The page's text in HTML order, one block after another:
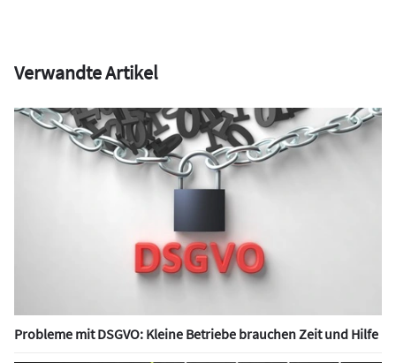
Verwandte Artikel
Probleme mit DSGVO: Kleine Betriebe brauchen Zeit und Hilfe